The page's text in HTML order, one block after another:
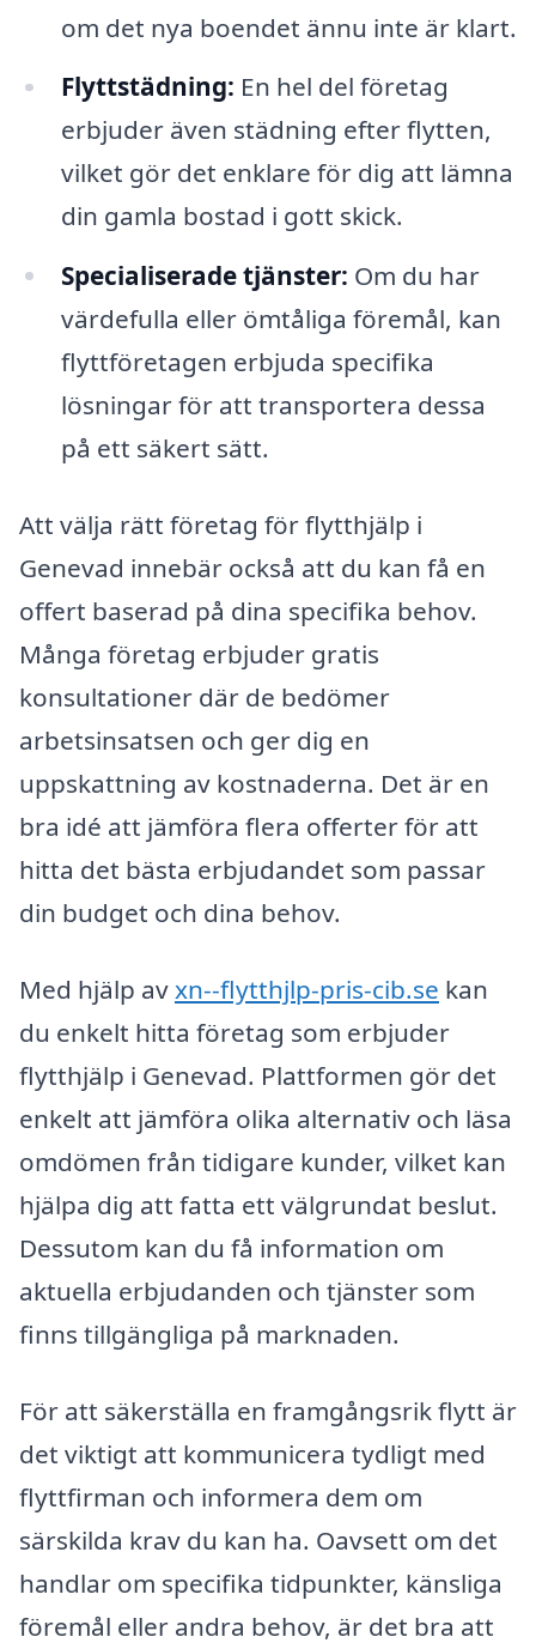
om det nya boendet ännu inte är klart.
Flyttstädning: En hel del företag
erbjuder även städning efter flytten,
vilket gör det enklare för dig att lämna
din gamla bostad i gott skick.
Specialiserade tjänster: Om du har
värdefulla eller ömtåliga föremål, kan
flyttföretagen erbjuda specifika
lösningar för att transportera dessa
på ett säkert sätt.
Att välja rätt företag för flytthjälp i
Genevad innebär också att du kan få en
offert baserad på dina specifika behov.
Många företag erbjuder gratis
konsultationer där de bedömer
arbetsinsatsen och ger dig en
uppskattning av kostnaderna. Det är en
bra idé att jämföra flera offerter för att
hitta det bästa erbjudandet som passar
din budget och dina behov.
Med hjälp avxn--flytthjlp-pris-cib.se kan
du enkelt hitta företag som erbjuder
flytthjälp i Genevad. Plattformen gör det
enkelt att jämföra olika alternativ och läsa
omdömen från tidigare kunder, vilket kan
hjälpa dig att fatta ett välgrundat beslut.
Dessutom kan du få information om
aktuella erbjudanden och tjänster som
finns tillgängliga på marknaden.
För att säkerställa en framgångsrik flytt är
det viktigt att kommunicera tydligt med
flyttfirman och informera dem om
särskilda krav du kan ha. Oavsett om det
handlar om specifika tidpunkter, känsliga
föremål eller andra behov, är det bra att